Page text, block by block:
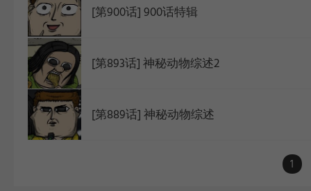
[第900话] 900话特辑
[第893话] 神秘动物综述2
[第889话] 神秘动物综述
1